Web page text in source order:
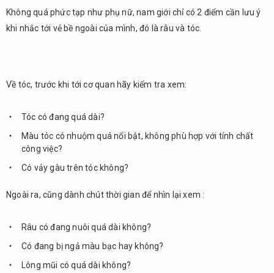
Không quá phức tạp như phụ nữ, nam giới chỉ có 2 điểm cần lưu ý
khi nhắc tới vẻ bề ngoài của mình, đó là râu và tóc.
Về tóc, trước khi tới cơ quan hãy kiểm tra xem:
Tóc có đang quá dài?
Màu tóc có nhuộm quá nổi bật, không phù hợp với tính chất
công việc?
Có vảy gàu trên tóc không?
Ngoài ra, cũng dành chút thời gian để nhìn lại xem :
Râu có đang nuôi quá dài không?
Có đang bị ngả màu bạc hay không?
Lông mũi có quá dài không?